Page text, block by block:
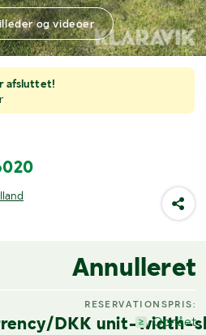
afsluttet!
og videoer
Annulleret
DKK unit-width-
RESERVATIONSPRIS:
Opnået